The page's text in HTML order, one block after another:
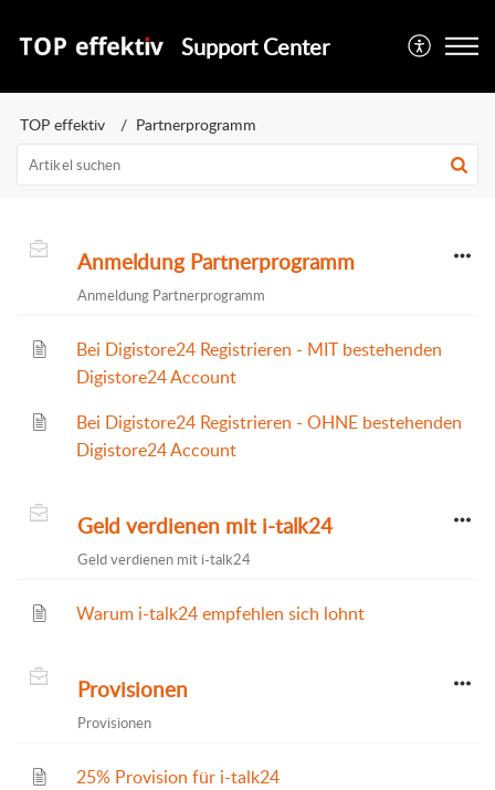
Support Center
TOP effektiv Partnerprogramm
Anmeldung Partnerprogramm
Anmeldung Partnerprogramm
Bei Digistore24 Registrieren - MIT bestehenden
Digistore24 Account
Bei Digistore24 Registrieren - OHNE bestehenden
Digistore24 Account
Geld verdienen mit i-talk24
Geld verdienen mit i-talk24
Warum i-talk24 empfehlen sich lohnt
Provisionen
Provisionen
25% Provision für i-talk24